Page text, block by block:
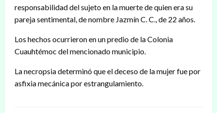
responsabilidad del sujeto en la muerte de quien era su
pareja sentimental, de nombre Jazmín C. C., de 22 años.
Los hechos ocurrieron en un predio de la Colonia
Cuauhtémoc del mencionado municipio.
La necropsia determinó que el deceso de la mujer fue por
asfixia mecánica por estrangulamiento.